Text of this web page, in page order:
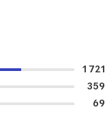
1 721
359
69